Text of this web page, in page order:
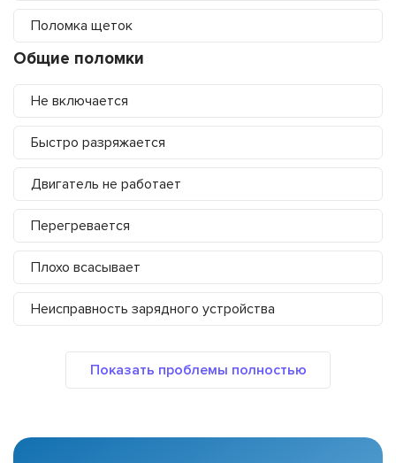
Поломка щеток
Общие поломки
Не включается
Быстро разряжается
Двигатель не работает
Перегревается
Плохо всасывает
Неисправность зарядного устройства